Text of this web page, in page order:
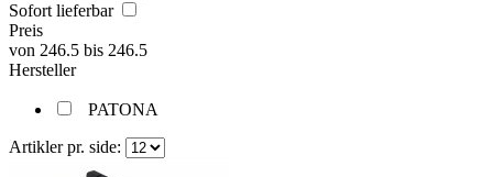
Sofort lieferbar
Preis
von 246.5 bis 246.5
Hersteller
PATONA
Artikler pr. side: